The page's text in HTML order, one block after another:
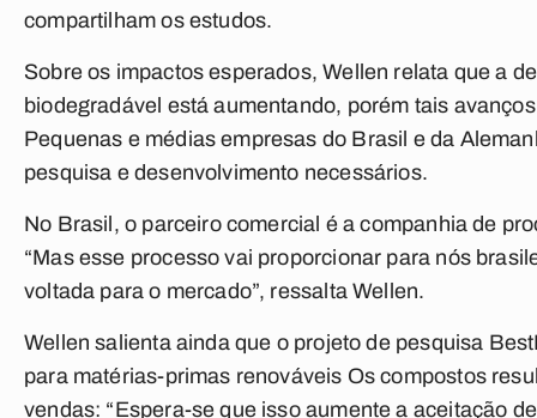
compartilham os estudos.
Sobre os impactos esperados, Wellen relata que a
biodegradável está aumentando, porém tais
Pequenas e médias empresas do Brasil e da
pesquisa e desenvolvimento necessários.
No Brasil, o parceiro comercial é a companhia de
“Mas esse processo vai proporcionar para nós
voltada para o mercado”, ressalta Wellen.
Wellen salienta ainda que o projeto de pesquisa
para matérias-primas renováveis Os compostos
vendas: “Espera-se que isso aumente a aceitação